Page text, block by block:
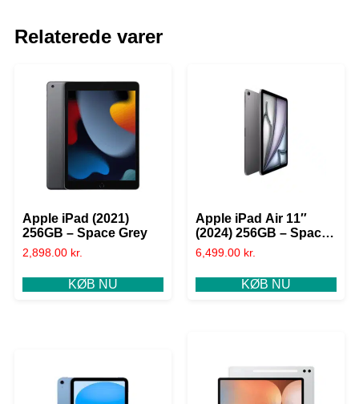
Relaterede varer
Apple iPad (2021)
256GB – Space Grey
2,898.00 kr.
KØB NU
Apple iPad Air 11″
(2024) 256GB – Space
Grey
6,499.00 kr.
KØB NU